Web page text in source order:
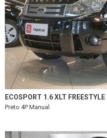
ECOSPORT 1.6 XLT
Preto 4P Manual